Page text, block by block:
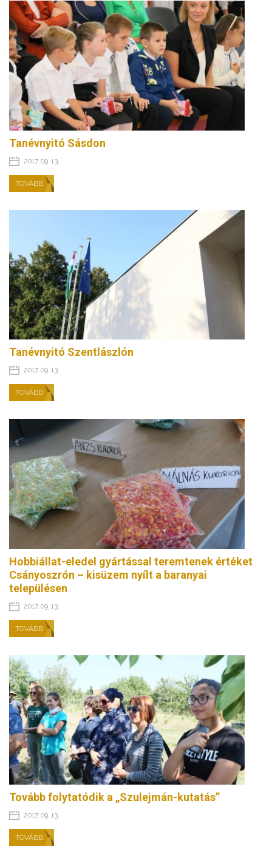
Tanévnyitó Sásdon
2017. 09. 13.
TOVÁBB
Tanévnyitó Szentlászlón
2017. 09. 13.
TOVÁBB
Hobbiállat-eledel gyártással teremtenek értéket
Csányoszrón – kisüzem nyílt a baranyai
településen
2017. 09. 13.
TOVÁBB
Tovább folytatódik a „Szulejmán-kutatás”
2017. 09. 13.
TOVÁBB